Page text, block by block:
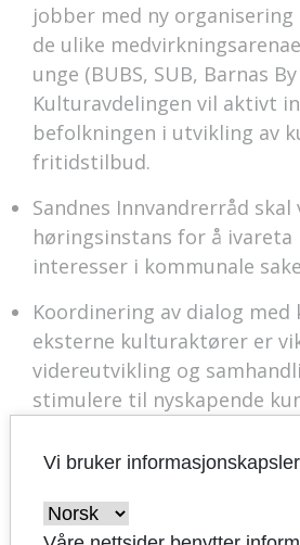
jobber med ny
de ulike
unge (BUBS, SUB, Barnas
Kulturavdelingen vil aktivt
befolkningen i utvikling av
fritidstilbud.
Sandnes Innvandrerråd
høringsinstans for å ivareta
interesser i kommunale
Koordinering av dialog med
eksterne kulturaktører er
videreutvikling og
stimulere til nyskapende
Kulturarenaplanen er et
samarbeide med det
Vi bruker